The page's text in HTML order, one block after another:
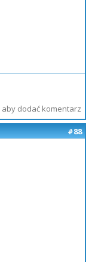
aby dodać komentarz
#88